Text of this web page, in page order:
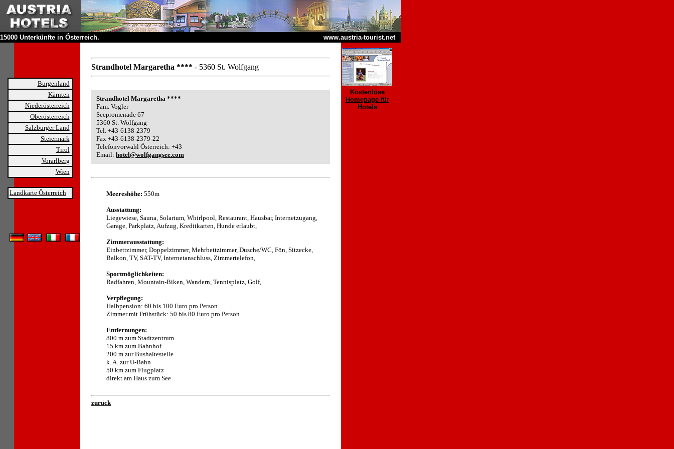
15000 Unterkünfte in Österreich. www.austria-tourist.net
Burgenland
Kärnten
Niederösterreich
Oberösterreich
Salzburger Land
Steiermark
Tirol
Vorarlberg
Wien
Landkarte Österreich
Strandhotel Margaretha **** - 5360 St. Wolfgang
Strandhotel Margaretha ****
Fam. Vogler
Seepromenade 67
5360 St. Wolfgang
Tel. +43-6138-2379
Fax +43-6138-2379-22
Telefonvorwahl Österreich: +43
Email: hotel@wolfgangsee.com
Meereshöhe: 550m
Ausstattung:
Liegewiese, Sauna, Solarium, Whirlpool, Restaurant, Hausbar, Internetzugang,
Garage, Parkplatz, Aufzug, Kreditkarten, Hunde erlaubt,
Zimmerausstattung:
Einbettzimmer, Doppelzimmer, Mehrbettzimmer, Dusche/WC, Fön, Sitzecke,
Balkon, TV, SAT-TV, Internetanschluss, Zimmertelefon,
Sportmöglichkeiten:
Radfahren, Mountain-Biken, Wandern, Tennisplatz, Golf,
Verpflegung:
Halbpension: 60 bis 100 Euro pro Person
Zimmer mit Frühstück: 50 bis 80 Euro pro Person
Entfernungen:
800 m zum Stadtzentrum
15 km zum Bahnhof
200 m zur Bushaltestelle
k. A. zur U-Bahn
50 km zum Flugplatz
direkt am Haus zum See
zurück
Kostenlose
Homepage für
Hotels